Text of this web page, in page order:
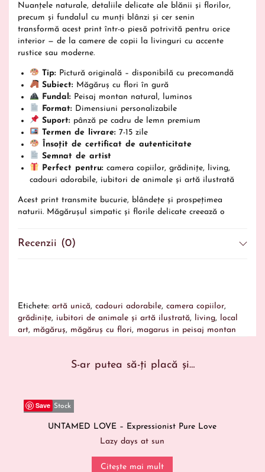
Nuanțele naturale, detaliile delicate ale blănii și florilor,
precum și fundalul cu munți blânzi și cer senin
transformă acest print într-o piesă potrivită pentru orice
interior — de la camere de copii la livinguri cu accente
rustice sau moderne.
Tip: Pictură originală – disponibilă cu precomandă
Subiect: Măgăruș cu flori în gură
Fundal: Peisaj montan natural, luminos
Format: Dimensiuni personalizabile
Suport: pânză pe cadru de lemn premium
Termen de livrare: 7-15 zile
Însoțit de certificat de autenticitate
Semnat de artist
Perfect pentru: camera copiilor, grădinițe, living,
cadouri adorabile, iubitori de animale și artă ilustrată
Acest print transmite bucurie, blândețe și prospețimea
naturii. Măgărușul simpatic și florile delicate creează o
Recenzii (0)
Etichete: artă unică, cadouri adorabile, camera copiilor,
grădinițe, iubitori de animale și artă ilustrată, living,
local
art, măgăruș, măgăruș cu flori, magarus in peisaj montan
S-ar putea să-ți placă și…
Save
Out Of Stock
UNTAMED LOVE – Expressionist Pure Love
Lazy days at sun
Citește mai mult